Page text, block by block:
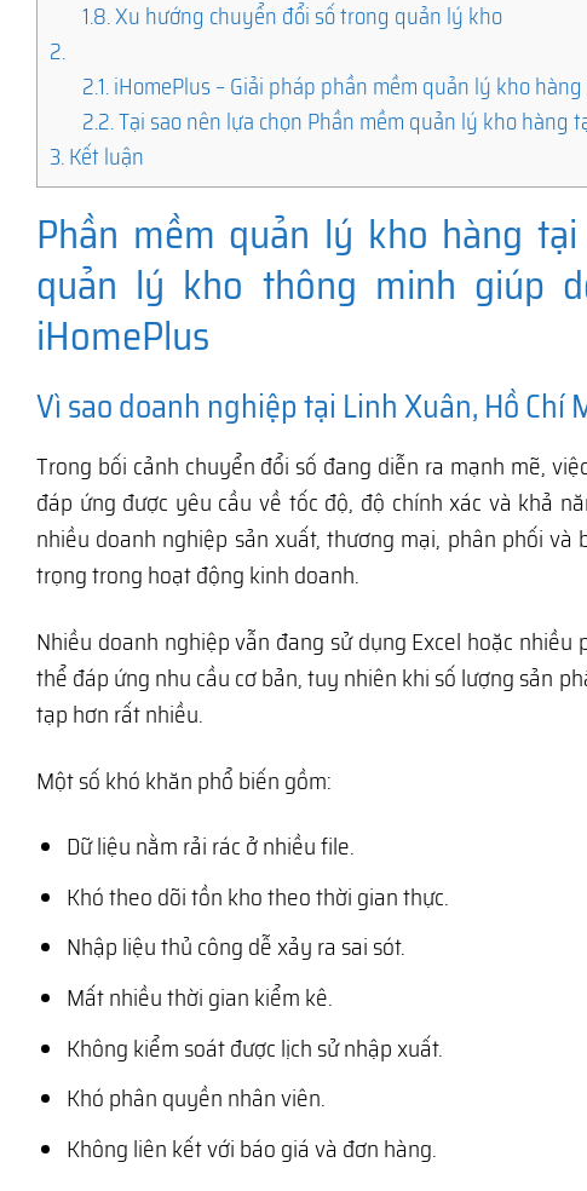
1.8.Xu hướng chuyển đổi số trong quản lý kho
2.
2.1.iHomePlus – Giải pháp phần mềm quản lý kho
2.2.Tại sao nên lựa chọn Phần mềm quản lý kho hàng
3.Kết luận
Phần mềm quản lý kho hàng
quản lý kho thông minh giúp
iHomePlus
Vì sao doanh nghiệp tại Linh Xuân, Hồ
Trong bối cảnh chuyển đổi số đang diễn ra mạnh mẽ,
đáp ứng được yêu cầu về tốc độ, độ chính xác và khả
nhiều doanh nghiệp sản xuất, thương mại, phân phối
trọng trong hoạt động kinh doanh.
Nhiều doanh nghiệp vẫn đang sử dụng Excel hoặc
thể đáp ứng nhu cầu cơ bản, tuy nhiên khi số lượng sản
tạp hơn rất nhiều.
Một số khó khăn phổ biến gồm:
Dữ liệu nằm rải rác ở nhiều file.
Khó theo dõi tồn kho theo thời gian thực.
Nhập liệu thủ công dễ xảy ra sai sót.
Mất nhiều thời gian kiểm kê.
Không kiểm soát được lịch sử nhập xuất.
Khó phân quyền nhân viên.
Không liên kết với báo giá và đơn hàng.